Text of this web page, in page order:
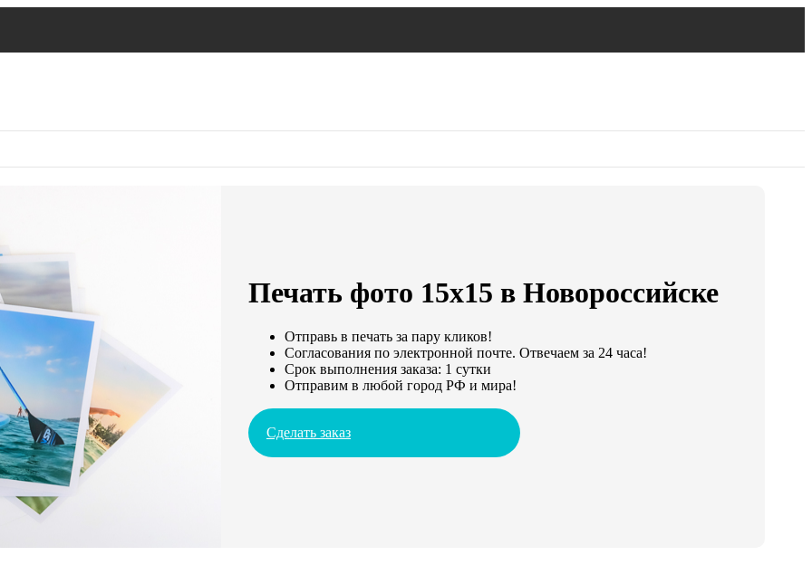
Печать фото 15х15 в Новороссийске
Отправь в печать за пару кликов!
Согласования по электронной почте. Отвечаем за 24 часа!
Срок выполнения заказа: 1 сутки
Отправим в любой город РФ и мира!
Сделать заказ